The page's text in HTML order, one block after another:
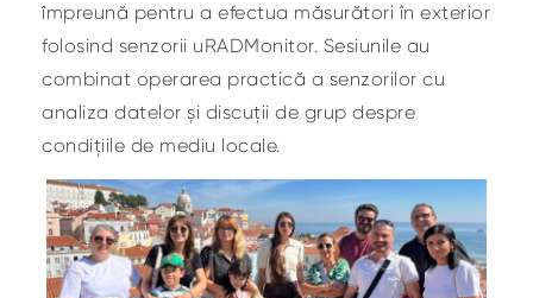
împreună pentru a efectua măsurători în exterior
folosind senzorii uRADMonitor. Sesiunile au
combinat operarea practică a senzorilor cu
analiza datelor și discuții de grup despre
condițiile de mediu locale.